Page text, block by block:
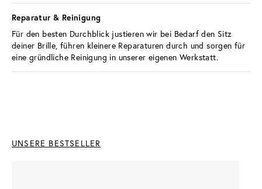
Reparatur & Reinigung
Für den besten Durchblick justieren wir bei Bedarf den Sitz
deiner Brille, führen kleinere Reparaturen durch und sorgen für
eine gründliche Reinigung in unserer eigenen Werkstatt.
UNSERE BESTSELLER